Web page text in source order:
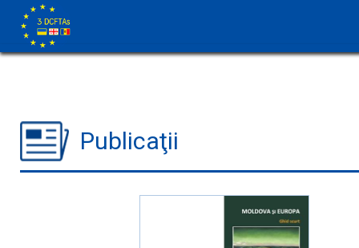
Publicaţii